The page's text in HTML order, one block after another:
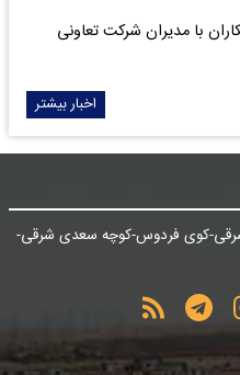
با مدیران شرکت تعاونی
اخبار بیشتر
شرقی-کوی فردوس-کوچه سعدی شرقی-